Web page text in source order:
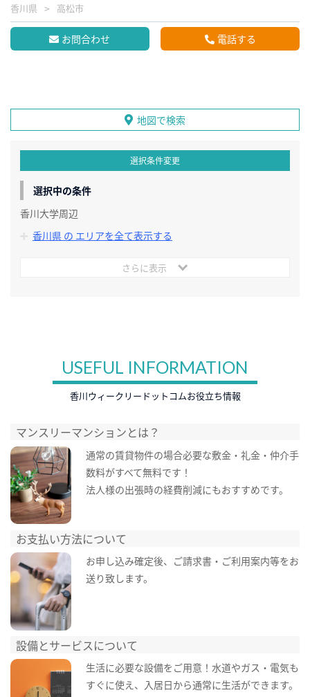
香川県 高松市
お問合わせ 電話する
地図で検索
選択条件変更
選択中の条件
香川大学周辺
香川県 の エリアを全て表示する
さらに表示
USEFUL INFORMATION
香川ウィークリードットコムお役立ち情報
マンスリーマンションとは？
通常の賃貸物件の場合必要な敷金・礼金・仲介手
数料がすべて無料です！
法人様の出張時の経費削減にもおすすめです。
お支払い方法について
お申し込み確定後、ご請求書・ご利用案内等をお
送り致します。
設備とサービスについて
生活に必要な設備をご用意！水道やガス・電気も
すぐに使え、入居日から通常に生活ができます。